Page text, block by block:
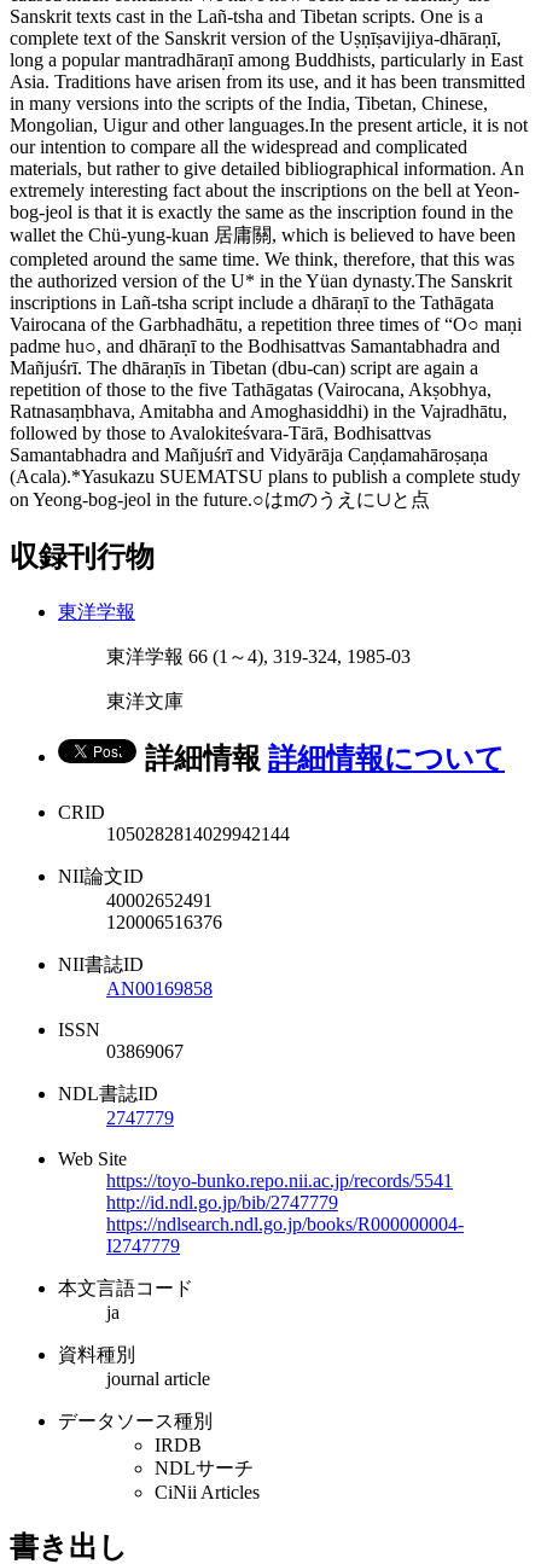
Sanskrit texts cast in the Lañ-tsha and Tibetan scripts. One is a
complete text of the Sanskrit version of the Uṣṇīṣavijiya-dhāraṇī,
long a popular mantradhāraṇī among Buddhists, particularly in East
Asia. Traditions have arisen from its use, and it has been transmitted
in many versions into the scripts of the India, Tibetan, Chinese,
Mongolian, Uigur and other languages.In the present article, it is not
our intention to compare all the widespread and complicated
materials, but rather to give detailed bibliographical information. An
extremely interesting fact about the inscriptions on the bell at Yeon-
bog-jeol is that it is exactly the same as the inscription found in the
wallet the Chü-yung-kuan 居庸關, which is believed to have been
completed around the same time. We think, therefore, that this was
the authorized version of the U* in the Yüan dynasty.The Sanskrit
inscriptions in Lañ-tsha script include a dhāraṇī to the Tathāgata
Vairocana of the Garbhadhātu, a repetition three times of “O○ maṇi
padme hu○, and dhāraṇī to the Bodhisattvas Samantabhadra and
Mañjuśrī. The dhāraṇīs in Tibetan (dbu-can) script are again a
repetition of those to the five Tathāgatas (Vairocana, Akṣobhya,
Ratnasaṃbhava, Amitabha and Amoghasiddhi) in the Vajradhātu,
followed by those to Avalokiteśvara-Tārā, Bodhisattvas
Samantabhadra and Mañjuśrī and Vidyārāja Caṇḍamahāroṣaṇa
(Acala).*Yasukazu SUEMATSU plans to publish a complete study
on Yeong-bog-jeol in the future.○はmのうえに∪と点
収録刊行物
東洋学報
東洋学報 66 (1～4), 319-324, 1985-03
東洋文庫
詳細情報 詳細情報について
CRID
1050282814029942144
NII論文ID
40002652491
120006516376
NII書誌ID
AN00169858
ISSN
03869067
NDL書誌ID
2747779
Web Site
https://toyo-bunko.repo.nii.ac.jp/records/5541
http://id.ndl.go.jp/bib/2747779
https://ndlsearch.ndl.go.jp/books/R000000004-
I2747779
本文言語コード
ja
資料種別
journal article
データソース種別
IRDB
NDLサーチ
CiNii Articles
書き出し